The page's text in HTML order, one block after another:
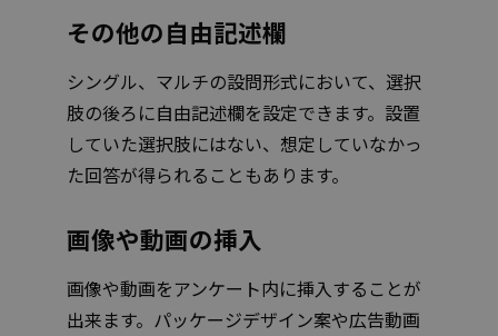
その他の自由記述欄
シングル、マルチの設問形式において、選択
肢の後ろに自由記述欄を設定できます。設置
していた選択肢にはない、想定していなかっ
た回答が得られることもあります。
画像や動画の挿入
画像や動画をアンケート内に挿入することが
出来ます。パッケージデザイン案や広告動画